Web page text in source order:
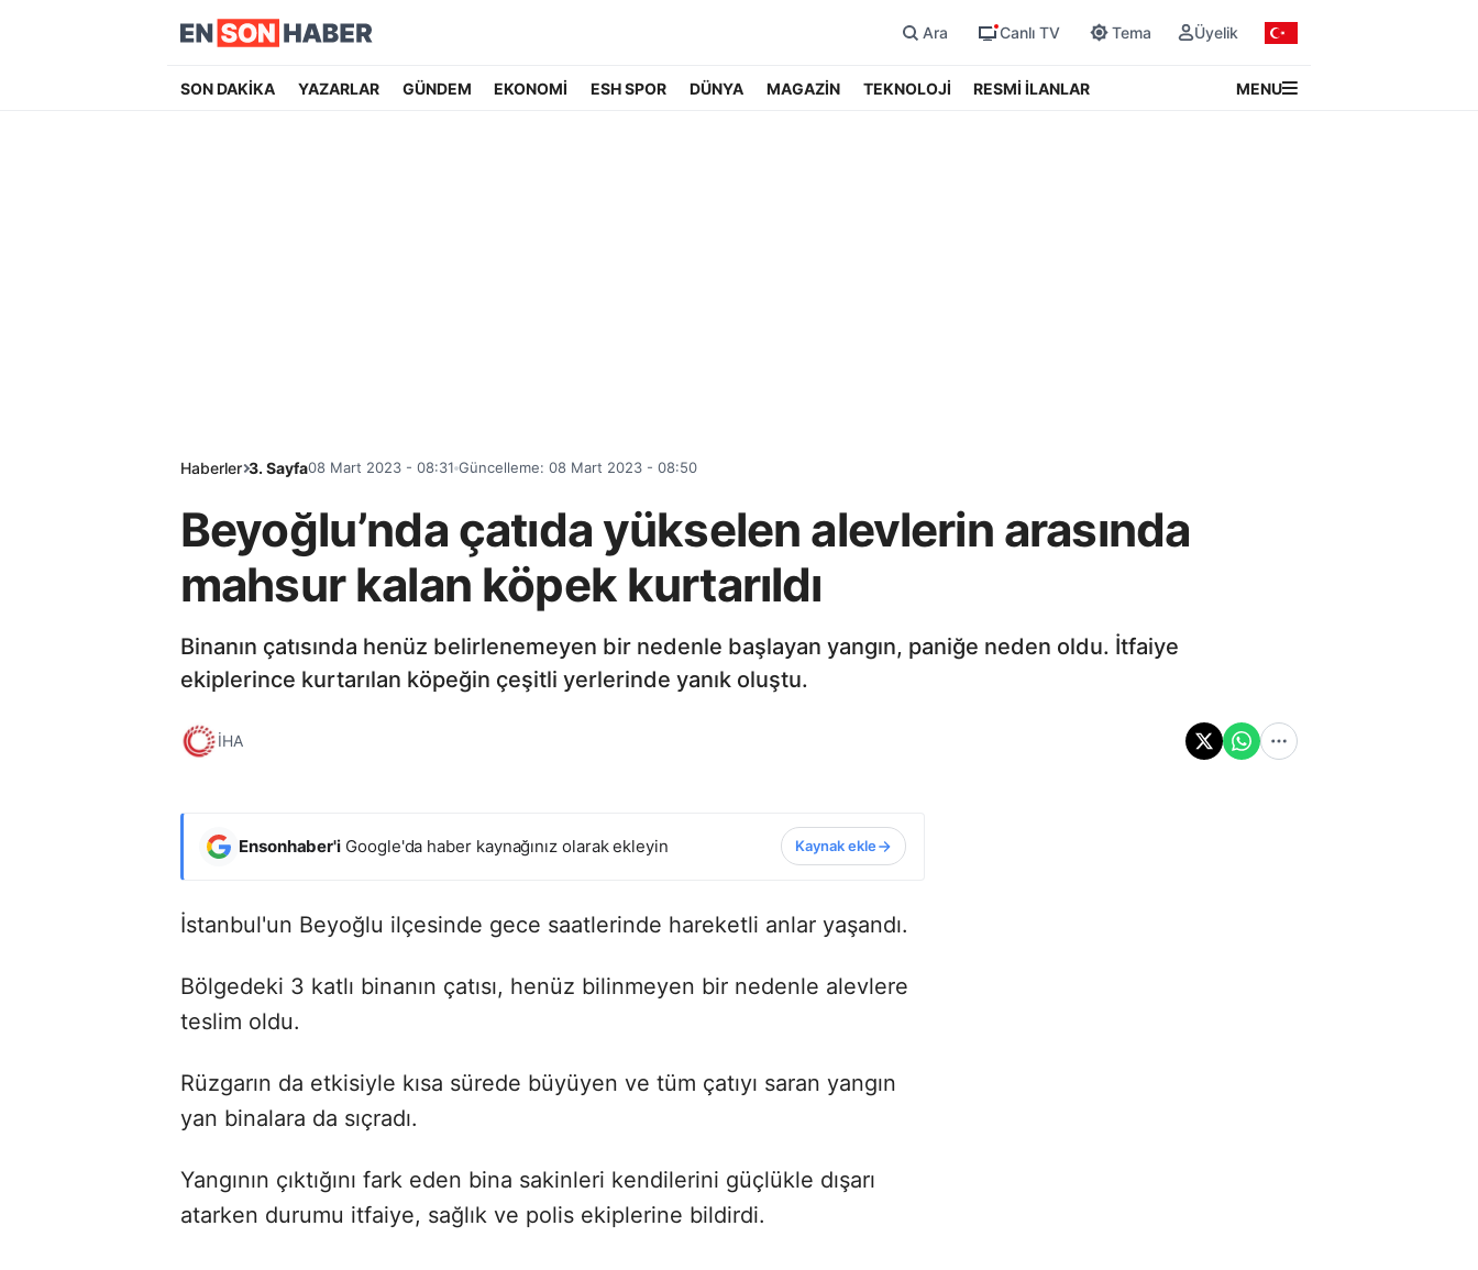
Ara Canlı TV Tema Üyelik
SON DAKİKA YAZARLAR GÜNDEM EKONOMİ ESH SPOR DÜNYA MAGAZİN TEKNOLOJİ RESMİ İLANLAR MENU
Haberler 3. Sayfa08 Mart 2023 - 08:31 Güncelleme: 08 Mart 2023 - 08:50
Beyoğlu’nda çatıda yükselen alevlerin arasında
mahsur kalan köpek kurtarıldı
Binanın çatısında henüz belirlenemeyen bir nedenle başlayan yangın, paniğe neden oldu. İtfaiye
ekiplerince kurtarılan köpeğin çeşitli yerlerinde yanık oluştu.
İHA
Ensonhaber'i Google'da haber kaynağınız olarak ekleyin Kaynak ekle
İstanbul'un Beyoğlu ilçesinde gece saatlerinde hareketli anlar yaşandı.
Bölgedeki 3 katlı binanın çatısı, henüz bilinmeyen bir nedenle alevlere
teslim oldu.
Rüzgarın da etkisiyle kısa sürede büyüyen ve tüm çatıyı saran yangın
yan binalara da sıçradı.
Yangının çıktığını fark eden bina sakinleri kendilerini güçlükle dışarı
atarken durumu itfaiye, sağlık ve polis ekiplerine bildirdi.